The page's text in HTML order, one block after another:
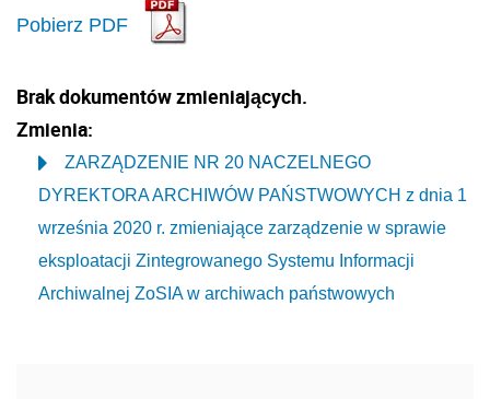
Pobierz PDF
Brak dokumentów zmieniających.
Zmienia:
ZARZĄDZENIE NR 20 NACZELNEGO
DYREKTORA ARCHIWÓW PAŃSTWOWYCH z dnia 1
września 2020 r. zmieniające zarządzenie w sprawie
eksploatacji Zintegrowanego Systemu Informacji
Archiwalnej ZoSIA w archiwach państwowych